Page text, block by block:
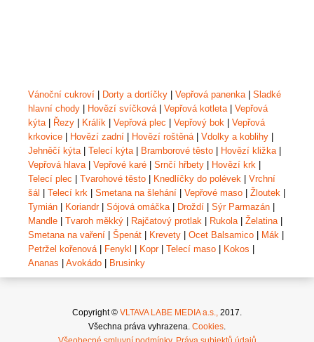
Vánoční cukroví Dorty a dortíčky Vepřová panenka| Sladké
hlavní chody
Hovězí svíčková| Vepřová kotleta| Vepřová
kýta| Řezy Králík Vepřová plec Vepřový bok
Vepřová
krkovice
Hovězí zadní Hovězí roštěná| Vdolky a koblihy
Jehněčí kýta| Telecí kýta| Bramborové těsto Hovězí kližka|
Vepřová hlava| Vepřové karé Srnčí hřbety Hovězí krk
Telecí plec
Tvarohové těsto Knedlíčky do polévek
Vrchní
šál
Telecí krk Smetana na šlehání Vepřové maso Žloutek
Tymián
Koriandr| Sójová omáčka| Droždí Sýr Parmazán
Mandle
Tvaroh měkký Rajčatový protlak Rukola| Želatina|
Smetana na vaření
Špenát Krevety Ocet Balsamico Mák
Petržel kořenová| Fenykl Kopr| Telecí maso Kokos
Ananas
Avokádo Brusinky
Copyright © VLTAVA LABE MEDIA a.s., 2017.
Všechna práva vyhrazena. Cookies.